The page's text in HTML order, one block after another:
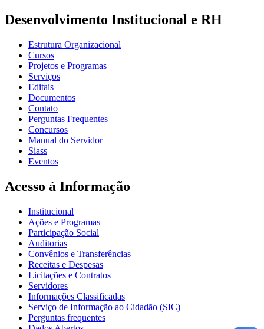
Desenvolvimento Institucional e RH
Estrutura Organizacional
Cursos
Projetos e Programas
Serviços
Editais
Documentos
Contato
Perguntas Frequentes
Concursos
Manual do Servidor
Siass
Eventos
Acesso à Informação
Institucional
Ações e Programas
Participação Social
Auditorias
Convênios e Transferências
Receitas e Despesas
Licitações e Contratos
Servidores
Informações Classificadas
Serviço de Informação ao Cidadão (SIC)
Perguntas frequentes